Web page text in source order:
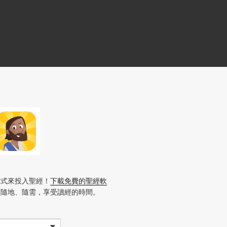
來投入聖經！ 下載免費的聖經軟
地、隨需，享受讀經的時間。